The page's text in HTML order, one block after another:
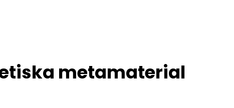
metamaterial